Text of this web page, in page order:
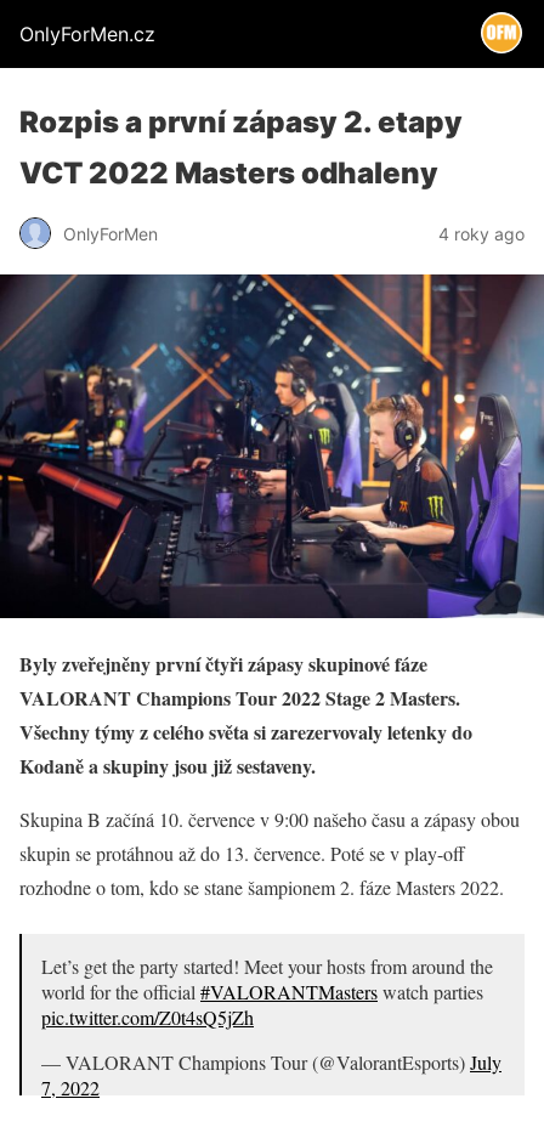
OnlyForMen.cz
Rozpis a první zápasy 2. etapy
VCT 2022 Masters odhaleny
OnlyForMen 4 roky ago
Byly zveřejněny první čtyři zápasy skupinové fáze
VALORANT Champions Tour 2022 Stage 2 Masters.
Všechny týmy z celého světa si zarezervovaly letenky do
Kodaně a skupiny jsou již sestaveny.
Skupina B začíná 10. července v 9:00 našeho času a zápasy obou
skupin se protáhnou až do 13. července. Poté se v play-off
rozhodne o tom, kdo se stane šampionem 2. fáze Masters 2022.
Let’s get the party started! Meet your hosts from around the
world for the official#VALORANTMasterswatch parties
pic.twitter.com/Z0t4sQ5jZh
— VALORANT Champions Tour (@ValorantEsports)July
7, 2022